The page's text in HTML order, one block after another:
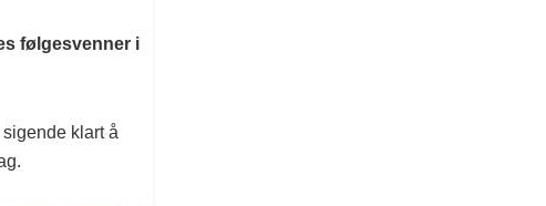
følgesvenner i
klart å